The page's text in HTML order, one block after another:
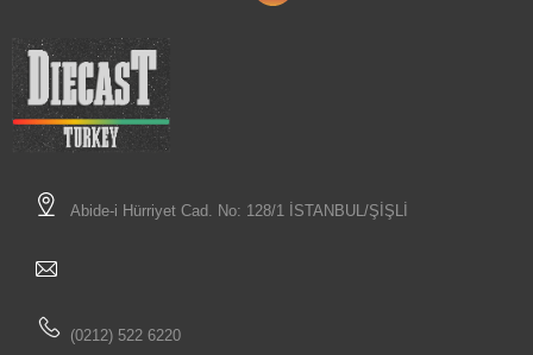
Abide-i Hürriyet Cad. No: 128/1 İSTANBUL/ŞİŞLİ
(0212) 522 6220